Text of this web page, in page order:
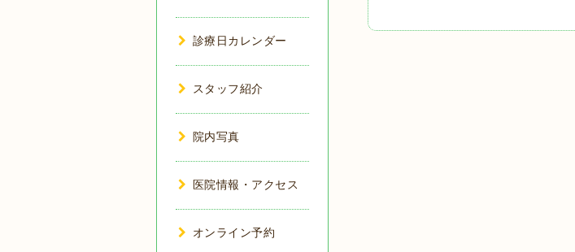
診療日カレンダー
スタッフ紹介
院内写真
医院情報・アクセス
オンライン予約